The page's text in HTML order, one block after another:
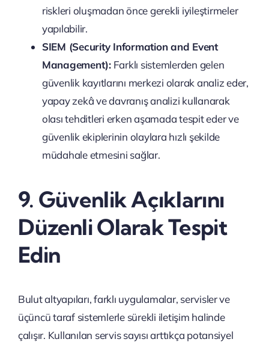
riskleri oluşmadan önce gerekli iyileştirmeler
yapılabilir.
SIEM (Security Information and Event
Management):Farklı sistemlerden gelen
güvenlik kayıtlarını merkezi olarak analiz eder,
yapay zekâ ve davranış analizi kullanarak
olası tehditleri erken aşamada tespit eder ve
güvenlik ekiplerinin olaylara hızlı şekilde
müdahale etmesini sağlar.
9. Güvenlik Açıklarını
Düzenli Olarak Tespit
Edin
Bulut altyapıları, farklı uygulamalar, servisler ve
üçüncü taraf sistemlerle sürekli iletişim halinde
çalışır. Kullanılan servis sayısı arttıkça potansiyel